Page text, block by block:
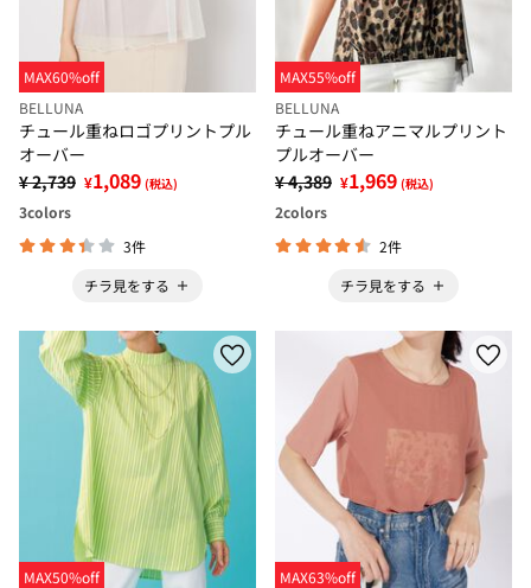
MAX60%off
BELLUNA
チュール重ねロゴプリントプル
オーバー
¥ 2,739 ¥1,089 (税込)
3colors
3件
チラ見をする
MAX55%off
BELLUNA
チュール重ねアニマルプリント
プルオーバー
¥ 4,389 ¥1,969 (税込)
2colors
2件
チラ見をする
MAX50%off
MAX63%off